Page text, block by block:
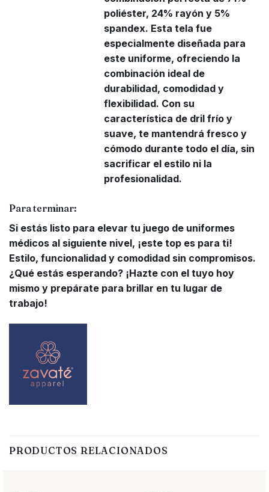
poliéster, 24% rayón y 5%
spandex. Esta tela fue
especialmente diseñada para
este uniforme, ofreciendo la
combinación ideal de
durabilidad, comodidad y
flexibilidad. Con su
característica de dril frío y
suave, te mantendrá fresco y
cómodo durante todo el día, sin
sacrificar el estilo ni la
profesionalidad.
Para terminar:
Si estás listo para elevar tu juego de uniformes
médicos al siguiente nivel, ¡este top es para ti!
Estilo, funcionalidad y comodidad sin compromisos.
¿Qué estás esperando? ¡Hazte con el tuyo hoy
mismo y prepárate para brillar en tu lugar de
trabajo!
PRODUCTOS RELACIONADOS